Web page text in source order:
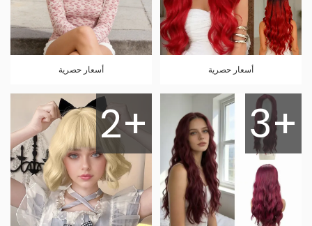
أسعار حصرية أسعار حصرية
3+
2+